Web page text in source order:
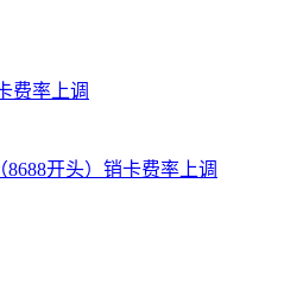
费率上调
8688开头）销卡费率上调